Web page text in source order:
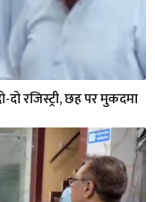
रजिस्ट्री, छह पर मुकदमा